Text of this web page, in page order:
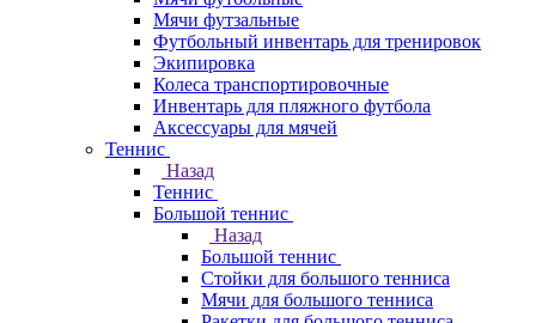
Мячи футзальные
Футбольный инвентарь для тренировок
Экипировка
Колеса транспортировочные
Инвентарь для пляжного футбола
Аксессуары для мячей
Теннис
Назад
Теннис
Большой теннис
Назад
Большой теннис
Стойки для большого тенниса
Мячи для большого тенниса